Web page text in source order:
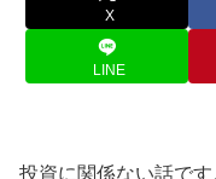
X
LINE
投資に関係ない話です